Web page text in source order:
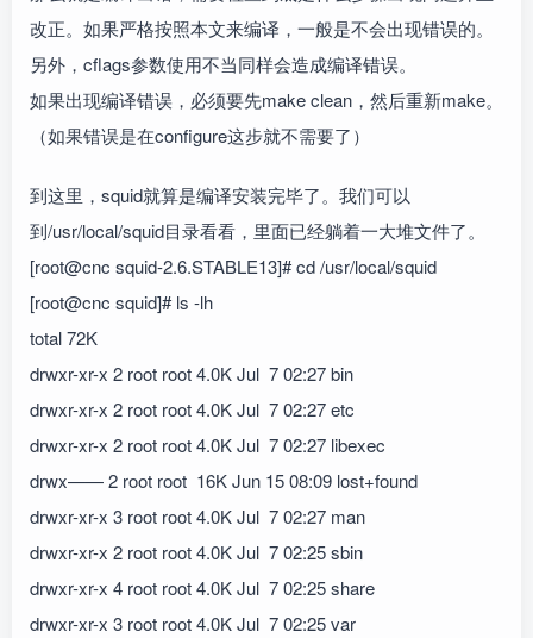
改正。如果严格按照本文来编译，一般是不会出现错误的。
另外，cflags参数使用不当同样会造成编译错误。
如果出现编译错误，必须要先make clean，然后重新make。
（如果错误是在configure这步就不需要了）
到这里，squid就算是编译安装完毕了。我们可以
到/usr/local/squid目录看看，里面已经躺着一大堆文件了。
[root@cnc squid-2.6.STABLE13]# cd /usr/local/squid
[root@cnc squid]# ls -lh
total 72K
drwxr-xr-x 2 root root 4.0K Jul 7 02:27 bin
drwxr-xr-x 2 root root 4.0K Jul 7 02:27 etc
drwxr-xr-x 2 root root 4.0K Jul 7 02:27 libexec
drwx—— 2 root root 16K Jun 15 08:09 lost+found
drwxr-xr-x 3 root root 4.0K Jul 7 02:27 man
drwxr-xr-x 2 root root 4.0K Jul 7 02:25 sbin
drwxr-xr-x 4 root root 4.0K Jul 7 02:25 share
drwxr-xr-x 3 root root 4.0K Jul 7 02:25 var